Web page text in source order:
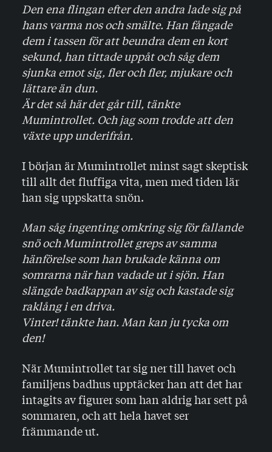
Den ena flingan efter den andra lade sig på
hans varma nos och smälte. Han fångade
dem i tassen för att beundra dem en kort
sekund, han tittade uppåt och såg dem
sjunka emot sig, fler och fler, mjukare och
lättare än dun.
Är det så här det går till, tänkte
Mumintrollet. Och jag som trodde att den
växte upp underifrån.
I början är Mumintrollet minst sagt skeptisk
till allt det fluffiga vita, men med tiden lär
han sig uppskatta snön.
Man såg ingenting omkring sig för fallande
snö och Mumintrollet greps av samma
hänförelse som han brukade känna om
somrarna när han vadade ut i sjön. Han
slängde badkappan av sig och kastade sig
raklång i en driva.
Vinter! tänkte han. Man kan ju tycka om
den!
När Mumintrollet tar sig ner till havet och
familjens badhus upptäcker han att det har
intagits av figurer som han aldrig har sett på
sommaren, och att hela havet ser
främmande ut.